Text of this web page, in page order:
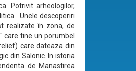
Potrivit arheologilor,
. Unele descoperiri
realizate în zona, de
care tine un porumbel
care dateaza din
din Salonic. In istoria
de Manastirea